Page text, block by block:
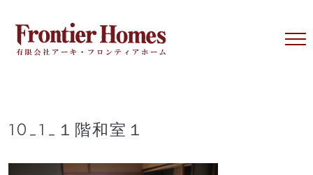
content
10_1_１階和室１